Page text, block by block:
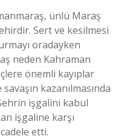
ünlü Maraş
Sert ve kesilmesi
oradayken
neden Kahraman
önemli kayıplar
kazanılmasında
işgalini kabul
işgaline karşı
etti.